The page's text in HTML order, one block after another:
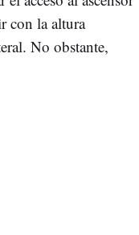
con la altura
No obstante,